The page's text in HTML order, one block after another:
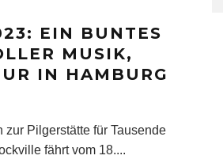
EIN BUNTES
MUSIK,
IN HAMBURG
Pilgerstätte für Tausende
fährt vom 18....